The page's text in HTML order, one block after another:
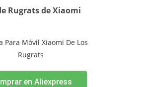
Rugrats de Xiaomi
en Aliexpress